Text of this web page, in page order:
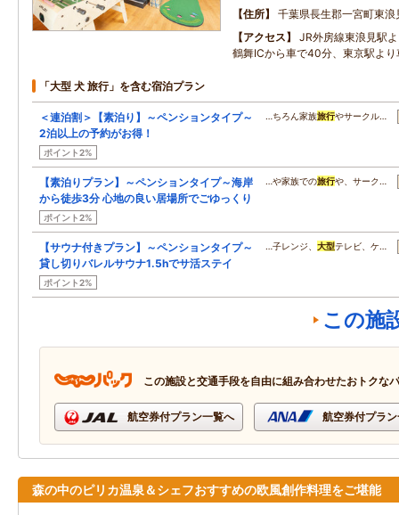
住所
千葉県長生郡一宮町東
アクセス
JR外房線東浪見駅
鶴舞ICから車で40分、東京駅よ
「大型 犬 旅行」を含む宿泊プラン
＜連泊割＞【素泊り】～ペンションタイプ～
2泊以上の予約がお得！
ポイント2%
…ちろん家族旅行やサークル…
【素泊りプラン】～ペンションタイプ～海岸
から徒歩3分 心地の良い居場所でごゆっくり
ポイント2%
…や家族での旅行や、サーク…
【サウナ付きプラン】～ペンションタイプ～
貸し切りバレルサウナ1.5hでサ活ステイ
ポイント2%
…子レンジ、 大型テレビ、ケ…
この施
この施設と交通手段を自由に組み合わせたおトクな
航空券付プラン一覧へ 航空券付プラ
森の中のピリカ温泉＆シェフおすすめの欧風創作料理をご堪能